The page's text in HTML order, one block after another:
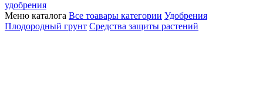
удобрения
Меню каталога Все тоавары категории Удобрения
Плодородный грунт Средства защиты растений